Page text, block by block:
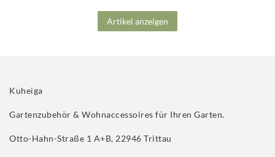
Artikel anzeigen
Kuheiga
Gartenzubehör & Wohnaccessoires für Ihren Garten.
Otto-Hahn-Straße 1 A+B, 22946 Trittau